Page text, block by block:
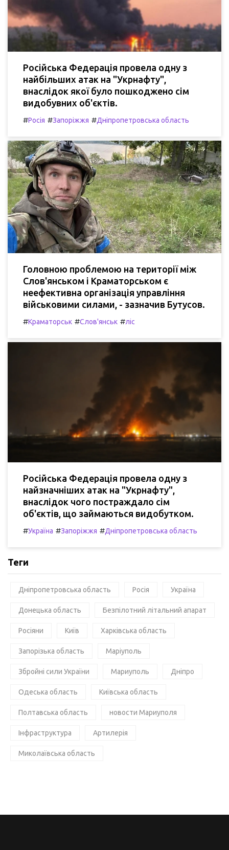
Російська Федерація провела одну з
найбільших атак на "Укрнафту",
внаслідок якої було пошкоджено сім
видобувних об'єктів.
#Росія #Запоріжжя #Дніпропетровська область
Головною проблемою на території між
Слов'янськом і Краматорськом є
неефективна організація управління
військовими силами, - зазначив Бутусов.
#Краматорськ #Слов'янськ #ліс
Російська Федерація провела одну з
найзначніших атак на "Укрнафту",
внаслідок чого постраждало сім
об'єктів, що займаються видобутком.
#Україна #Запоріжжя #Дніпропетровська область
Теги
Дніпропетровська область Росія Україна
Донецька область Безпілотний літальний апарат
Росіяни Київ Харківська область
Запорізька область Маріуполь
Збройні сили України Мариуполь Дніпро
Одеська область Київська область
Полтавська область новости Мариуполя
Інфраструктура Артилерія
Миколаївська область